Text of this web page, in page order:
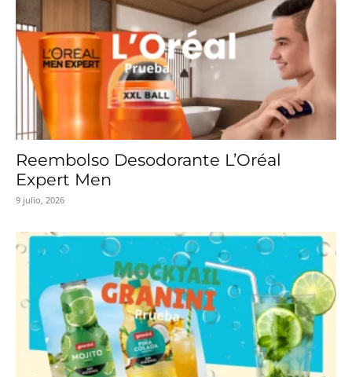
Reembolso Desodorante L’Oréal
Expert Men
9 julio, 2026